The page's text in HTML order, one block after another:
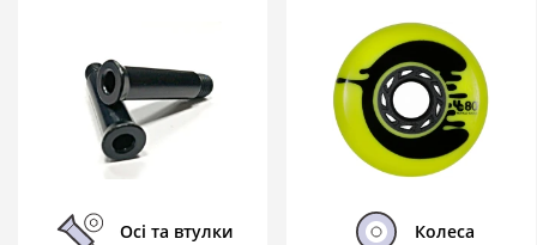
Осі та втулки Колеса